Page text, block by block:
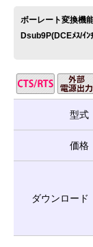
ボーレート変換機
Dsub9P(DCEﾒｽ/ｲ
型式
価格
ダウンロード